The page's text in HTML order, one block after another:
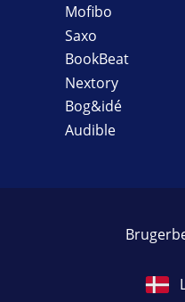
Mofibo
Saxo
BookBeat
Nextory
Bog&idé
Audible